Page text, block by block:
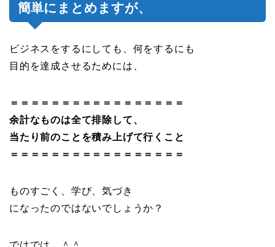
簡単にまとめますが、
ビジネスをするにしても、何をするにも
目的を達成させるためには、
＝＝＝＝＝＝＝＝＝＝＝＝＝＝＝＝＝
余計なものは全て排除して、
当たり前のことを積み上げて行くこと
＝＝＝＝＝＝＝＝＝＝＝＝＝＝＝＝＝
ものすごく、学び、気づき
になったのではないでしょうか？